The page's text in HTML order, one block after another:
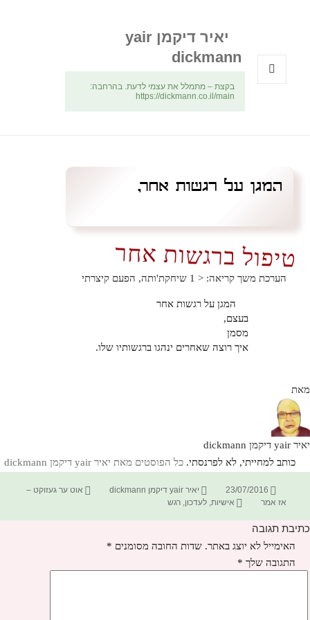
יאיר דיקמן yair
dickmann
בקצת – מתמלל את עצמי לדעת. בהרחבה:
https://dickmann.co.il/main
טיפול ברגשות אחר
הערכת משך קריאה: < 1 שיחקת'ותה, הפעם קיצרתי
המגן על רגשות אחר
בעצם,
מסמן
איך רוצה שאחרים ינהגו ברגשותיו שלו.
מאת
יאיר yair דיקמן dickmann
כותב למחייתי, לא לפרנסתי. כל הפוסטים מאת יאיר yair דיקמן dickmann‏
פורסם
בתאריך
23/07/2016 מחבר
יאיר yair דיקמן dickmann קטגוריות
אוט ער געזוקט –
אז אמר
תגיות
אישיות,לעדכון,רגש
כתיבת תגובה
האימייל לא יוצג באתר. שדות החובה מסומנים *
התגובה שלך *